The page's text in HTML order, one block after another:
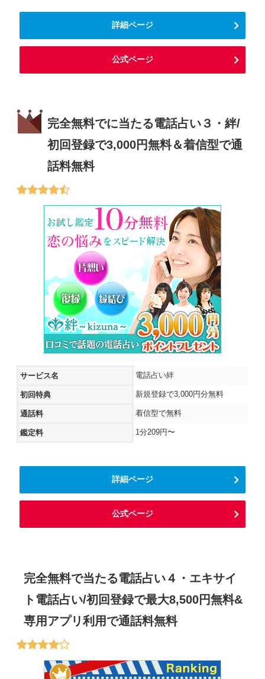
詳細ページ
公式ページ
完全無料でに当たる電話占い３・絆/
初回登録で3,000円無料＆着信型で通
話料無料
サービス名 電話占い絆
初回特典 新規登録で3,000円分無料
通話料 着信型で無料
鑑定料 1分209円〜
詳細ページ
公式ページ
完全無料で当たる電話占い４・エキサイ
ト電話占い/初回登録で最大8,500円無料&
専用アプリ利用で通話料無料